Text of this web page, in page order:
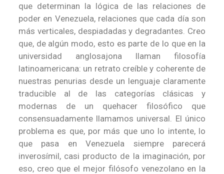
que determinan la lógica de las relaciones de
poder en Venezuela, relaciones que cada día son
más verticales, despiadadas y degradantes. Creo
que, de algún modo, esto es parte de lo que en la
universidad anglosajona llaman filosofía
latinoamericana: un retrato creíble y coherente de
nuestras penurias desde un lenguaje claramente
traducible al de las categorías clásicas y
modernas de un quehacer filosófico que
consensuadamente llamamos universal. El único
problema es que, por más que uno lo intente, lo
que pasa en Venezuela siempre parecerá
inverosímil, casi producto de la imaginación, por
eso, creo que el mejor filósofo venezolano en la